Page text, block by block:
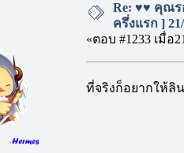
Re: ♥♥ คุณร
ครึ่งแรก ]
«ตอบ #1233 เมื่อ
ที่จริงก็อยากให้ลิ